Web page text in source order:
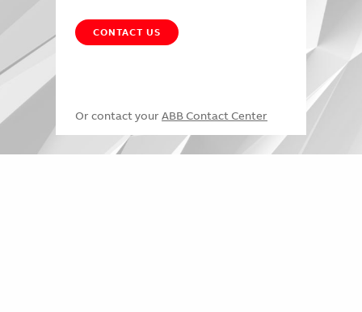
CONTACT US
Or contact your ABB Contact Center